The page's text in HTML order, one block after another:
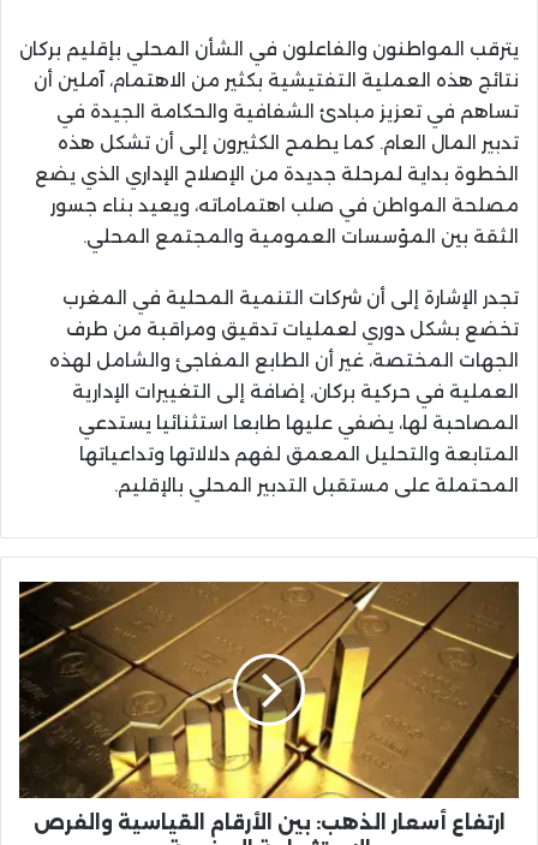
يترقب المواطنون والفاعلون في الشأن المحلي بإقليم بركان
نتائج هذه العملية التفتيشية بكثير من الاهتمام، آملين أن
تساهم في تعزيز مبادئ الشفافية والحكامة الجيدة في
تدبير المال العام. كما يطمح الكثيرون إلى أن تشكل هذه
الخطوة بداية لمرحلة جديدة من الإصلاح الإداري الذي يضع
مصلحة المواطن في صلب اهتماماته، ويعيد بناء جسور
الثقة بين المؤسسات العمومية والمجتمع المحلي.
تجدر الإشارة إلى أن شركات التنمية المحلية في المغرب
تخضع بشكل دوري لعمليات تدقيق ومراقبة من طرف
الجهات المختصة، غير أن الطابع المفاجئ والشامل لهذه
العملية في حركية بركان، إضافة إلى التغييرات الإدارية
المصاحبة لها، يضفي عليها طابعا استثنائيا يستدعي
المتابعة والتحليل المعمق لفهم دلالاتها وتداعياتها
المحتملة على مستقبل التدبير المحلي بالإقليم.
الذهب:
بين
الأرقام
القياسية
والفرص
الاستثمارية
المغربية
ارتفاع أسعار الذهب: بين الأرقام القياسية والفرص